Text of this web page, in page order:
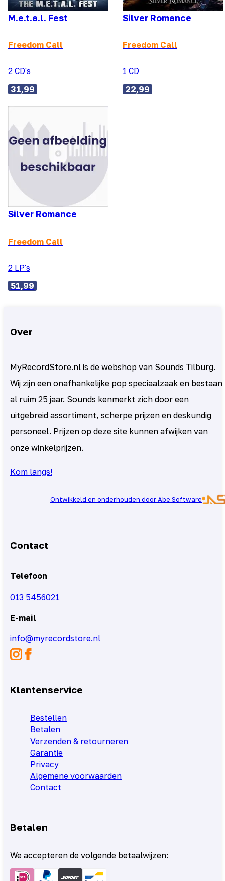
M.e.t.a.l. Fest
Freedom Call
2 CD's
31,99
Silver Romance
Freedom Call
1 CD
22,99
Silver Romance
Freedom Call
2 LP's
51,99
Over
MyRecordStore.nl is de webshop van Sounds Tilburg.
Wij zijn een onafhankelijke pop speciaalzaak en bestaan
al ruim 25 jaar. Sounds kenmerkt zich door een
uitgebreid assortiment, scherpe prijzen en deskundig
personeel. Prijzen op deze site kunnen afwijken van
onze winkelprijzen.
Kom langs!
Ontwikkeld en onderhouden door Abe Software
Contact
Telefoon
013 5456021
E-mail
info@myrecordstore.nl
Klantenservice
Bestellen
Betalen
Verzenden & retourneren
Garantie
Privacy
Algemene voorwaarden
Contact
Betalen
We accepteren de volgende betaalwijzen: